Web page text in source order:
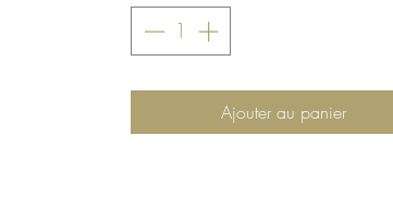
Ajouter au panier